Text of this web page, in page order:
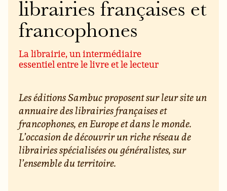
librairies françaises et
francophones
La librairie, un intermédiaire
essentiel entre le livre et le lecteur
Les éditions Sambuc proposent sur leur site un
annuaire des librairies françaises et
francophones, en Europe et dans le monde.
L’occasion de découvrir un riche réseau de
librairies spécialisées ou généralistes, sur
l’ensemble du territoire.